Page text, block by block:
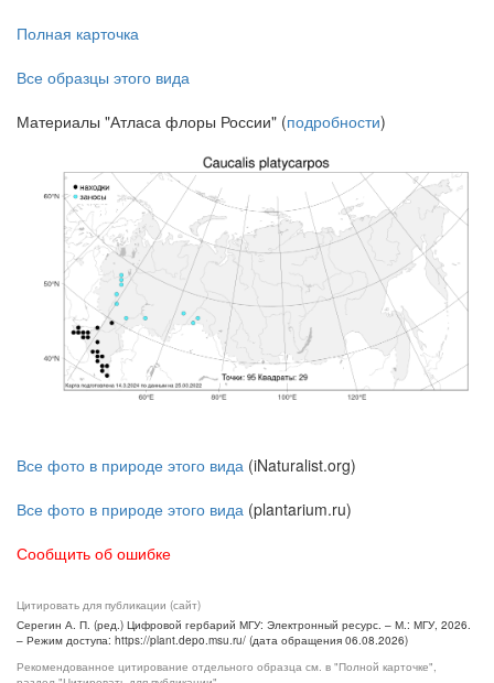
Полная карточка
Все образцы этого вида
Материалы "Атласа флоры России" (подробности)
Все фото в природе этого вида (iNaturalist.org)
Все фото в природе этого вида (plantarium.ru)
Сообщить об ошибке
Цитировать для публикации (сайт)
Серегин А. П. (ред.) Цифровой гербарий МГУ: Электронный ресурс. – М.: МГУ, 2026.
– Режим доступа: https://plant.depo.msu.ru/ (дата обращения 06.08.2026)
Рекомендованное цитирование отдельного образца см. в "Полной карточке",